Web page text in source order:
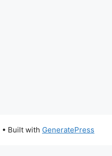
• Built with GeneratePress